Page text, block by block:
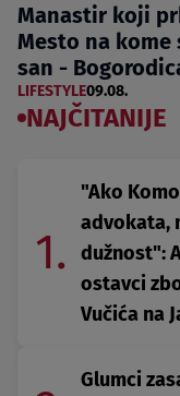
Manastir koji
Mesto na kome
san -
LIFESTYLE09.08.
NAJČITANIJE
1.
"Ako
advokata,
dužnost":
ostavci
Vučića na
Glumci